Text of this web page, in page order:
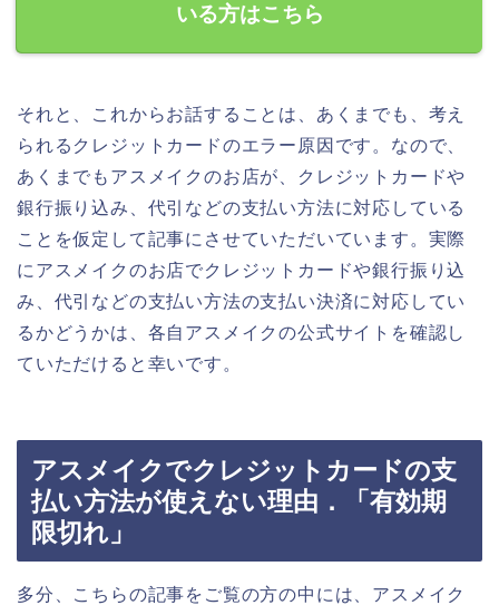
いる方はこちら
それと、これからお話することは、あくまでも、考え
られるクレジットカードのエラー原因です。なので、
あくまでもアスメイクのお店が、クレジットカードや
銀行振り込み、代引などの支払い方法に対応している
ことを仮定して記事にさせていただいています。実際
にアスメイクのお店でクレジットカードや銀行振り込
み、代引などの支払い方法の支払い決済に対応してい
るかどうかは、各自アスメイクの公式サイトを確認し
ていただけると幸いです。
アスメイクでクレジットカードの支
払い方法が使えない理由．「有効期
限切れ」
多分、こちらの記事をご覧の方の中には、アスメイク